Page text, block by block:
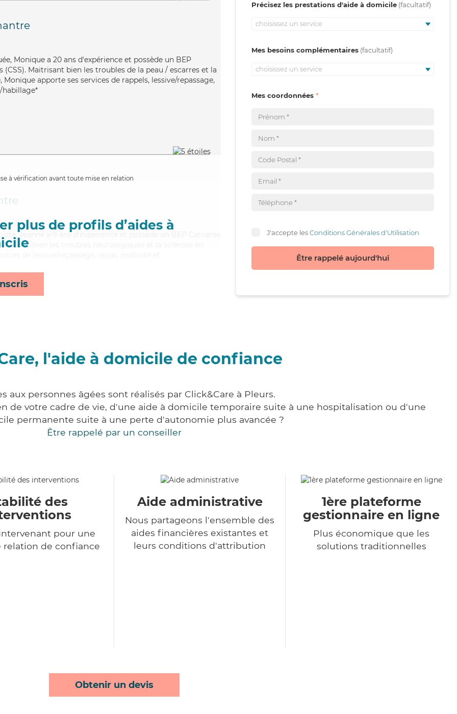
Monique a 20 ans d'expérience et possède un BEP
(CSS). Maitrisant bien les troubles de la peau / escarres et la
apporte ses services de rappels, lessive/repassage,
à vérification avant toute mise en relation
plus de profils d’aides à
Jeanne a 9 ans d'expérience et possède un BEP Carrières
bien les troubles neurologiques et la sclérose en
Précisez les prestations d'aide à domicile
choisissez un service
Mes besoins complémentaires
choisissez un service
Mes coordonnées
J'accepte lesConditions Générales d'Utilisation
Être rappelé aujourd'hui
l'aide à domicile de confiance
aux personnes âgées sont réalisés par Click&Care à Pleurs.
de votre cadre de vie, d'une aide à domicile temporaire suite à une hospitalisation ou d'une
permanente suite à une perte d'autonomie plus avancée ?
Être rappelé par un conseiller
des
pour une
relation de confiance
Aide administrative
Nous partageons l'ensemble des
aides financières existantes et
leurs conditions d'attribution
1ère plateforme
gestionnaire en ligne
Plus économique que les
solutions traditionnelles
Obtenir un devis